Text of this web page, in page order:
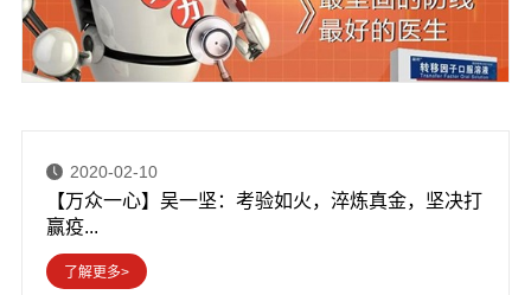
2020-02-10
【万众一心】吴一坚：考验如火，淬炼真金，坚决打
赢疫...